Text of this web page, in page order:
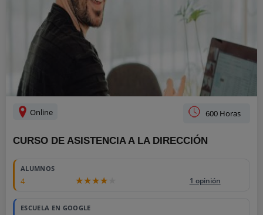
Online 600 Horas
CURSO DE ASISTENCIA A LA DIRECCIÓN
ALUMNOS
4 1 opinión
ESCUELA EN GOOGLE